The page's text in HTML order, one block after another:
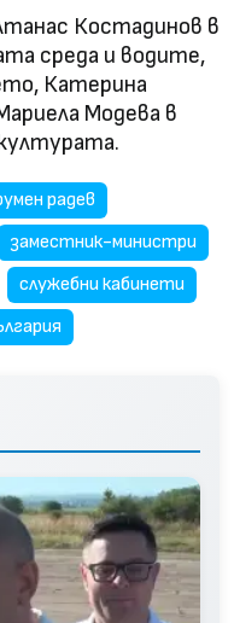
Костадинов в
среда и водите,
Катерина
Модева в
радев
заместник-министри
служебни кабинети